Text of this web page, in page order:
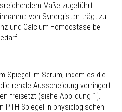
Maße zugeführt
von Synergisten trägt zu
und Calcium-Homöostase bei
Spiegel im Serum, indem es die
renale Ausscheidung verringert
freisetzt (siehe Abbildung 1).
PTH-Spiegel in physiologischen